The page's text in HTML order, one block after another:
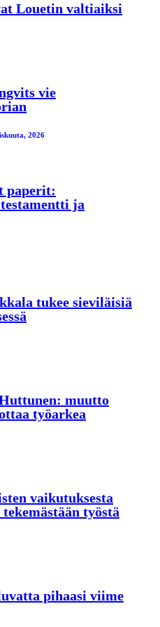
Louetin valtiaiksi
vie
2026
paperit:
ja
tukee sieviläisiä
muutto
työarkea
vaikutuksesta
työstä
pihaasi viime